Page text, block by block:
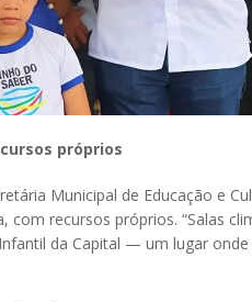
próprios
Municipal de Educação e
com recursos próprios. “Salas
da Capital — um lugar